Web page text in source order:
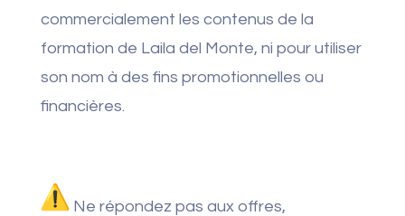
commercialement les contenus de la
formation de Laila del Monte, ni pour utiliser
son nom à des fins promotionnelles ou
financières.
Ne répondez pas aux offres,